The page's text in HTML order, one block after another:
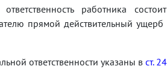
работника
прямой действительный
ответственности указаны вст.